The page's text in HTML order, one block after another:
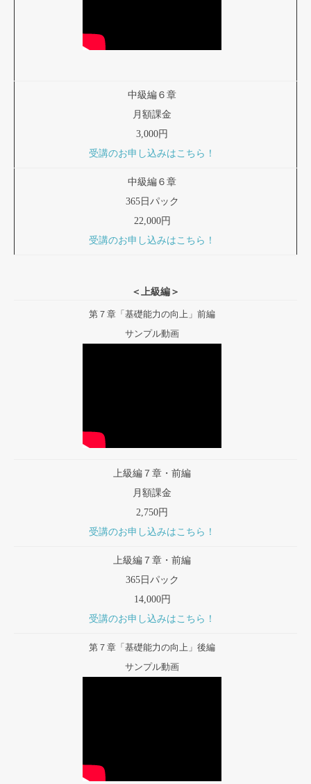
中級編６章
月額課金
3,000円
受講のお申し込みはこちら！
中級編６章
365日パック
22,000円
受講のお申し込みはこちら！
＜上級編＞
第７章「基礎能力の向上」前編
サンプル動画
上級編７章・前編
月額課金
2,750円
受講のお申し込みはこちら！
上級編７章・前編
365日パック
14,000円
受講のお申し込みはこちら！
第７章「基礎能力の向上」後編
サンプル動画